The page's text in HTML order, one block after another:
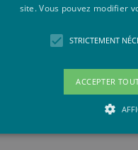
site. Vous pouvez modifier
STRICTEMENT
ACCEPTER